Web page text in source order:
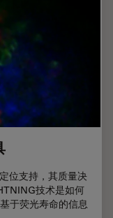
位支持，其质量决
技术是如何
于荧光寿命的信息